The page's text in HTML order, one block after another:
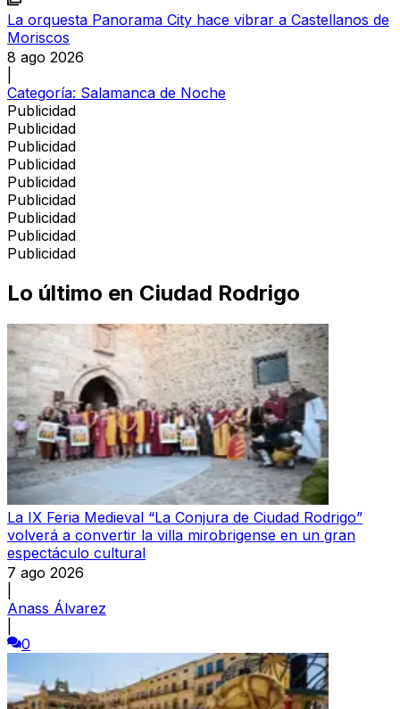
La orquesta Panorama City hace vibrar a Castellanos de
Moriscos
8 ago 2026
Categoría: Salamanca de Noche
Publicidad
Publicidad
Publicidad
Publicidad
Publicidad
Publicidad
Publicidad
Publicidad
Publicidad
Lo último en Ciudad Rodrigo
La IX Feria Medieval “La Conjura de Ciudad Rodrigo”
volverá a convertir la villa mirobrigense en un gran
espectáculo cultural
7 ago 2026
Anass Álvarez
0